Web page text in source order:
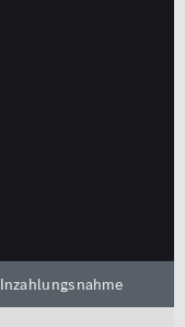
Inzahlungsnahme